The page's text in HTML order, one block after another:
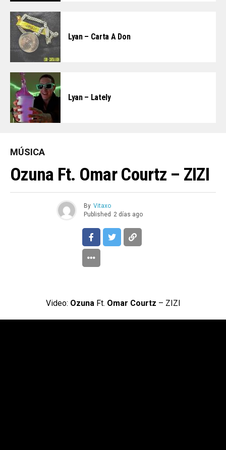
Lyan – Carta A Don
Lyan – Lately
MÚSICA
Ozuna Ft. Omar Courtz – ZIZI
By Vitaxo
Published 2 días ago
Video: Ozuna Ft. Omar Courtz – ZIZI